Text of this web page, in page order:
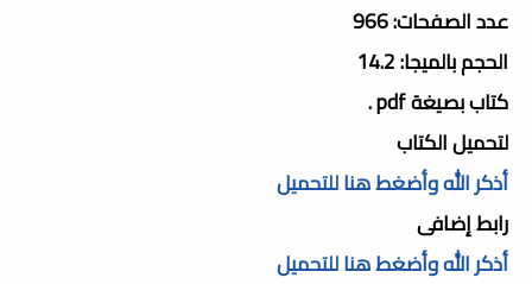
عدد الصفحات: 966
الحجم بالميجا: 14.2
كتاب بصيغة pdf .
لتحميل الكتاب
أذكر الله وأضغط هنا للتحميل
رابط إضافى
أذكر الله وأضغط هنا للتحميل